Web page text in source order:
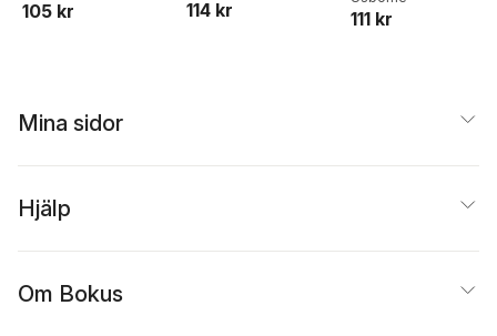
105 kr 114 kr 111 kr
Mina sidor
Hjälp
Om Bokus